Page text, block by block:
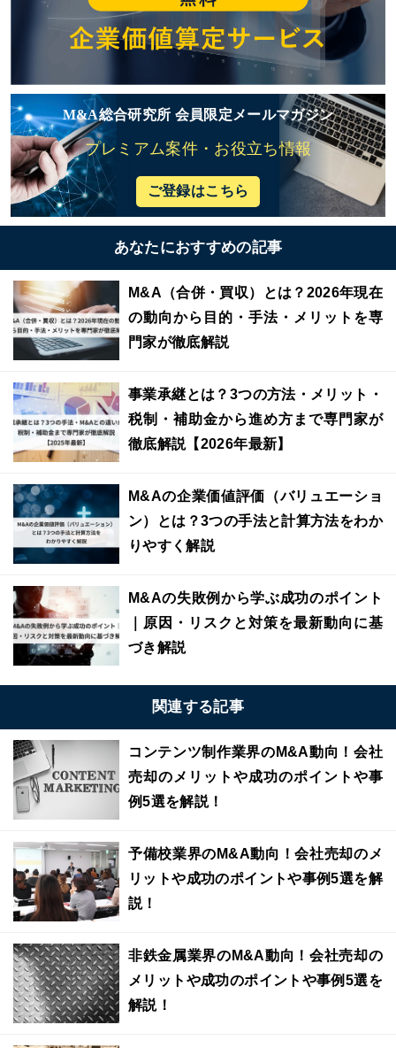
M&A総合研究所 会員限定メールマガジン
プレミアム案件・お役立ち情報
ご登録はこちら
あなたにおすすめの記事
M&A（合併・買収）とは？2026年現在
の動向から目的・手法・メリットを専
門家が徹底解説
事業承継とは？3つの方法・メリット・
税制・補助金から進め方まで専門家が
徹底解説【2026年最新】
M&Aの企業価値評価（バリュエーショ
ン）とは？3つの手法と計算方法をわか
りやすく解説
M&Aの失敗例から学ぶ成功のポイント
｜原因・リスクと対策を最新動向に基
づき解説
関連する記事
コンテンツ制作業界のM&A動向！会社
売却のメリットや成功のポイントや事
例5選を解説！
予備校業界のM&A動向！会社売却のメ
リットや成功のポイントや事例5選を解
説！
非鉄金属業界のM&A動向！会社売却の
メリットや成功のポイントや事例5選を
解説！